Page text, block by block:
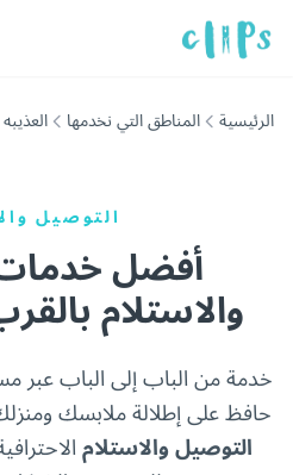
الرئيسية المناطق التي نخدمها العذيبه
التوصيل
أفضل
والاستلام
خدمة من الباب إلى الباب
حافظ على إطلالة ملابسك
التوصيل والاستلام